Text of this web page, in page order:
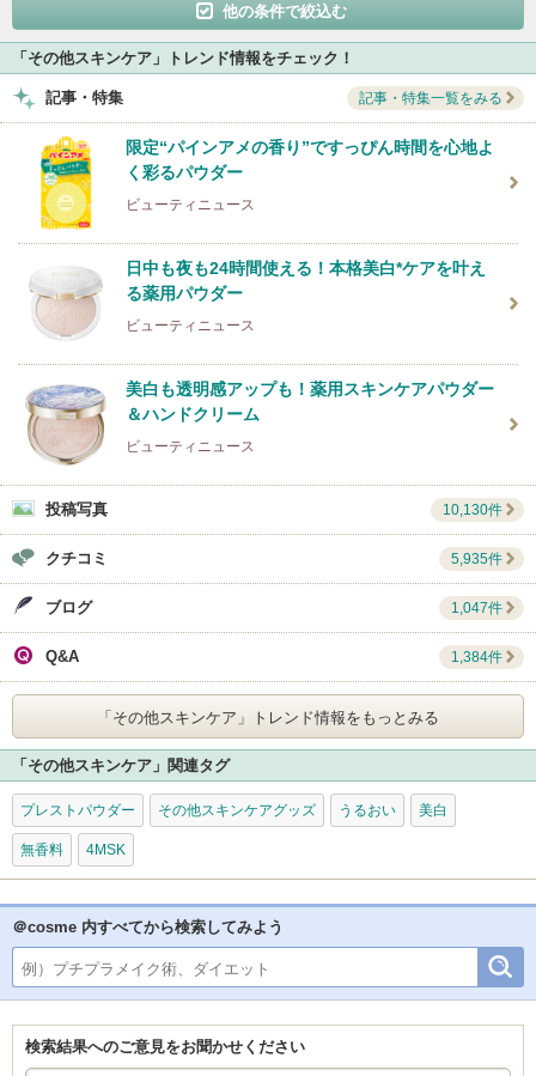
他の条件で絞込む
「その他スキンケア」トレンド情報をチェック！
記事・特集 記事・特集一覧をみる
限定“パインアメの香り”ですっぴん時間を心地よ
く彩るパウダー
ビューティニュース
日中も夜も24時間使える！本格美白*ケアを叶え
る薬用パウダー
ビューティニュース
美白も透明感アップも！薬用スキンケアパウダー
＆ハンドクリーム
ビューティニュース
投稿写真 10,130件
クチコミ 5,935件
ブログ 1,047件
Q&A 1,384件
「その他スキンケア」 トレンド情報をもっとみる
「その他スキンケア」関連タグ
プレストパウダー その他スキンケアグッズ うるおい 美白
無香料 4MSK
＠cosme 内すべてから検索してみよう
検索結果へのご意見をお聞かせください